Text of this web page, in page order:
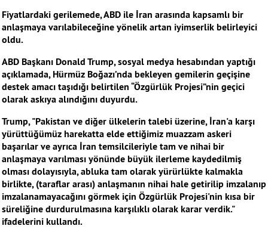
Fiyatlardaki gerilemede, ABD ile İran arasında kapsamlı bir
anlaşmaya varılabileceğine yönelik artan iyimserlik belirleyici
oldu.
ABD Başkanı Donald Trump, sosyal medya hesabından yaptığı
açıklamada, Hürmüz Boğazı’nda bekleyen gemilerin geçişine
destek amacı taşıdığı belirtilen “Özgürlük Projesi”nin geçici
olarak askıya alındığını duyurdu.
Trump, "Pakistan ve diğer ülkelerin talebi üzerine, İran'a karşı
yürüttüğümüz harekatta elde ettiğimiz muazzam askeri
başarılar ve ayrıca İran temsilcileriyle tam ve nihai bir
anlaşmaya varılması yönünde büyük ilerleme kaydedilmiş
olması dolayısıyla, abluka tam olarak yürürlükte kalmakla
birlikte, (taraflar arası) anlaşmanın nihai hale getirilip imzalanıp
imzalanamayacağını görmek için Özgürlük Projesi'nin kısa bir
süreliğine durdurulmasına karşılıklı olarak karar verdik."
ifadelerini kullandı.